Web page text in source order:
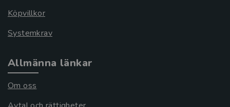
Köpvillkor
Systemkrav
Allmänna länkar
Om oss